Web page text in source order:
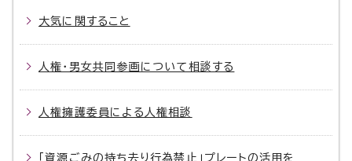
大気に関すること
人権・男女共同参画について相談する
人権擁護委員による人権相談
「資源ごみの持ち去り行為禁止」プレートの活用を